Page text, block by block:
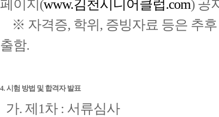
페이지(www.김천시니어클럽.com) 공
※ 자격증, 학위, 증빙자료 등은 추
출함.
4. 시험 방법 및 합격자 발표
가. 제1차 : 서류심사